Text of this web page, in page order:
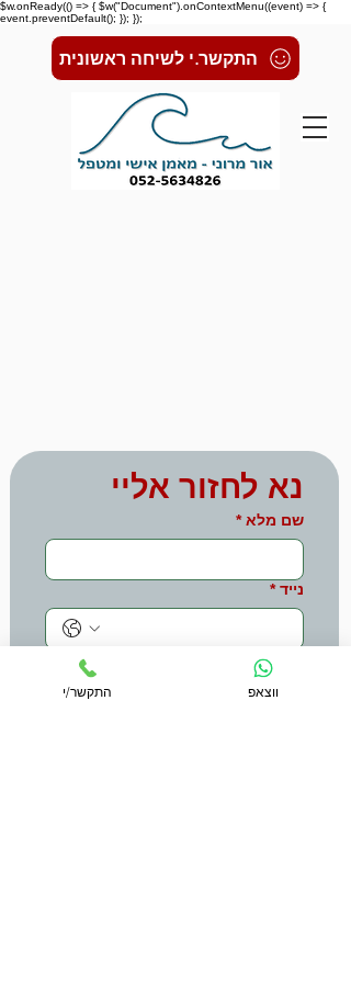
$w.onReady(() => { $w("Document").onContextMenu((event) => {
event.preventDefault(); }); });
התקשר.י לשיחה ראשונית
נא לחזור אליי
שם מלא *
נייד *
התקשר/י לשיחה ראשונית
התקשר/י ווצאפ